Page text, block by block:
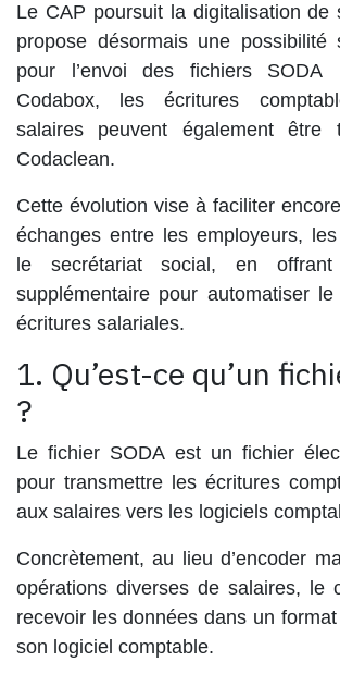
Le CAP poursuit la digitalisation de
propose désormais une possibilité
pour l’envoi des fichiers SODA
Codabox, les écritures
salaires peuvent également être
Codaclean.
Cette évolution vise à faciliter
échanges entre les employeurs,
le secrétariat social, en
supplémentaire pour automatiser
écritures salariales.
1. Qu’est-ce qu’un
?
Le fichier SODA est un fichier
pour transmettre les écritures
aux salaires vers les logiciels
Concrètement, au lieu d’encoder
opérations diverses de salaires, le
recevoir les données dans un
son logiciel comptable.